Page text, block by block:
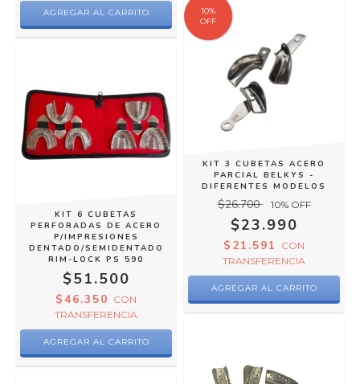
AGREGAR AL CARRITO
KIT 6 CUBETAS
PERFORADAS DE ACERO
P/IMPRESIONES
DENTADO/SEMIDENTADO
RIM-LOCK PS 590
$51.500
$46.350 CON
TRANSFERENCIA
10%
OFF
KIT 3 CUBETAS ACERO
PARCIAL BELKYS -
DIFERENTES MODELOS
$26.700 10% OFF
$23.990
$21.591
CON
TRANSFERENCIA